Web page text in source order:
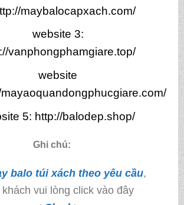
maybalocapxach.com/
website 3:
vanphongphamgiare.top/
website
mayaoquandongphucgiare.com/
5: http://balodep.shop/
Ghi chú:
balo túi xách theo yêu cầu,
vui lòng click vào đây